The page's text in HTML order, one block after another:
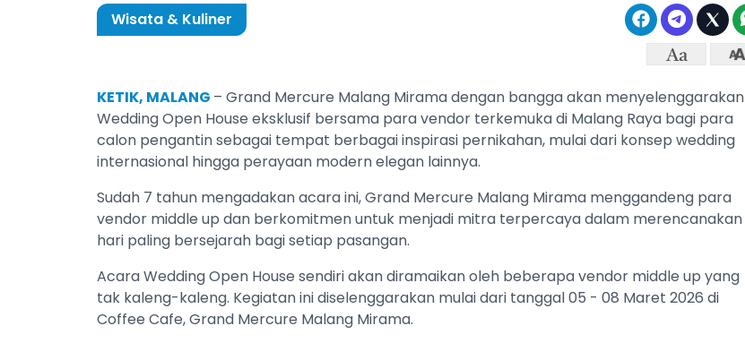
Wisata & Kuliner
KETIK, MALANG – Grand Mercure Malang Mirama dengan bangga akan menyelenggarakan
Wedding Open House eksklusif bersama para vendor terkemuka di Malang Raya bagi para
calon pengantin sebagai tempat berbagai inspirasi pernikahan, mulai dari konsep wedding
internasional hingga perayaan modern elegan lainnya.
Sudah 7 tahun mengadakan acara ini, Grand Mercure Malang Mirama menggandeng para
vendor middle up dan berkomitmen untuk menjadi mitra terpercaya dalam merencanakan
hari paling bersejarah bagi setiap pasangan.
Acara Wedding Open House sendiri akan diramaikan oleh beberapa vendor middle up yang
tak kaleng-kaleng. Kegiatan ini diselenggarakan mulai dari tanggal 05 - 08 Maret 2026 di
Coffee Cafe, Grand Mercure Malang Mirama.